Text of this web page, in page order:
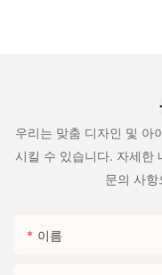
우리는 맞춤 디자인 및 아
시킬 수 있습니다. 자세한
문의 사
이름